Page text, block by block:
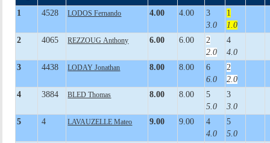
1
4528 LODOS Fernando 4.00 4.00
3
3.0
1
1.0
2
4065 REZZOUG Anthony 6.00 6.00
2
2.0
4
4.0
3
4438 LODAY Jonathan 8.00 8.00
6
6.0
2
2.0
4
3884 BLED Thomas 8.00 8.00
5
5.0
3
3.0
5
4 LAVAUZELLE Mateo 9.00 9.00
4
4.0
5
5.0